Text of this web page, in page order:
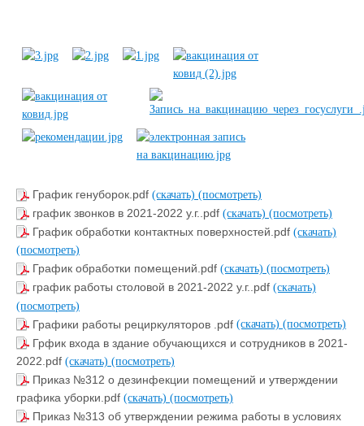
График генуборок.pdf (скачать) (посмотреть)
график звонков в 2021-2022 у.г..pdf (скачать) (посмотреть)
График обработки контактных поверхностей.pdf (скачать)
(посмотреть)
График обработки помещений.pdf (скачать) (посмотреть)
график работы столовой в 2021-2022 у.г..pdf (скачать)
(посмотреть)
Графики работы рециркуляторов .pdf (скачать) (посмотреть)
Грфик входа в здание обучающихся и сотрудников в 2021-
2022.pdf (скачать) (посмотреть)
Приказ №312 о дезинфекции помещений и утверждении
графика уборки.pdf (скачать) (посмотреть)
Приказ №313 об утверждении режима работы в условиях